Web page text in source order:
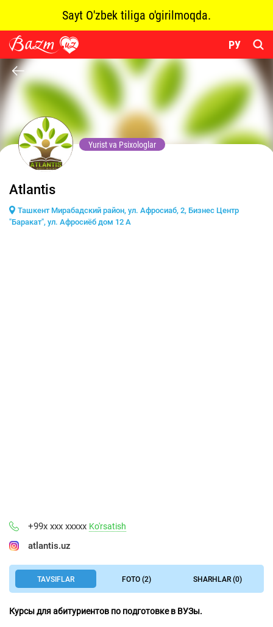
Sayt O'zbek tiliga o'girilmoqda.
РУ
Yurist va Psixologlar
Atlantis
Ташкент Мирабадский район, ул. Афросиаб, 2, Бизнес Центр
"Баракат", ул. Афросиёб дом 12 А
+99x xxx xxxxx Ko'rsatish
atlantis.uz
TAVSIFLAR FOTO (2) SHARHLAR (0)
Курсы для абитуриентов по подготовке в ВУЗы.